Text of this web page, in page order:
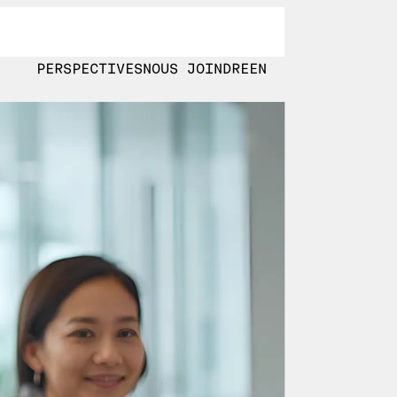
PERSPECTIVES NOUS JOINDRE EN